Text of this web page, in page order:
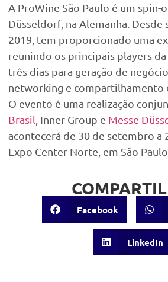
A ProWine São Paulo é um spin-
Düsseldorf, na Alemanha. Desde
2019, tem proporcionado uma
reunindo os principais players
três dias para geração de
networking e compartilhamento
O evento é uma realização
Brasil , Inner Group e Messe
acontecerá de 30 de setembro a
Expo Center Norte, em São Paulo
Facebook
LinkedIn